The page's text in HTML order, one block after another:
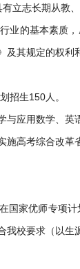
立志长期从教
业的基本素质
及其规定的权利
招生150人。
与应用数学、英
施高考综合改革
国家优师专项
我校要求（以生